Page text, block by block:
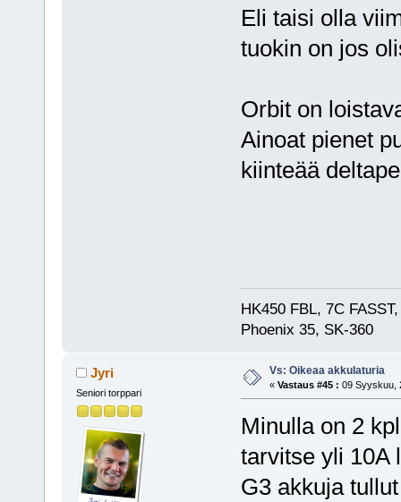
Eli taisi olla
tuokin on jos
Orbit on
Ainoat pienet
kiinteää
HK450 FBL, 7C
Phoenix 35, SK-360
Jyri
Seniori torppari
Vs: Oikeaa akkulaturia
« Vastaus #45 : 09 Syyskuu,
Minulla on 2
tarvitse yli 10A
G3 akkuja